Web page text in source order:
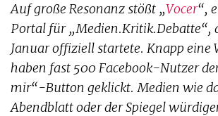
Auf große Resonanz stößt „Vocer“,
Portal für „Medien.Kritik.Debatte“,
Januar offiziell startete. Knapp eine
haben fast 500 Facebook-Nutzer
mir“-Button geklickt. Medien wie
Abendblatt oder der Spiegel